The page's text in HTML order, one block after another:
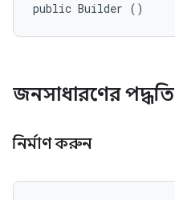
public Builder ()
জনসাধারণের পদ্ধতি
নির্মাণ করুন